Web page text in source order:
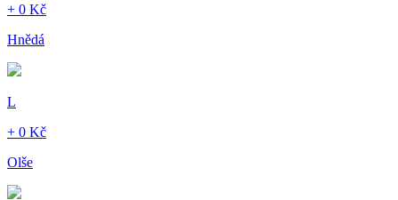
+ 0 Kč
Hnědá
L
+ 0 Kč
Olše